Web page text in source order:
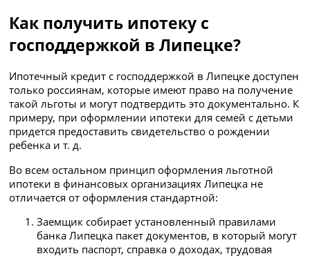
Как получить ипотеку с
господдержкой в Липецке?
Ипотечный кредит с господдержкой в Липецке доступен
только россиянам, которые имеют право на получение
такой льготы и могут подтвердить это документально. К
примеру, при оформлении ипотеки для семей с детьми
придется предоставить свидетельство о рождении
ребенка и т. д.
Во всем остальном принцип оформления льготной
ипотеки в финансовых организациях Липецка не
отличается от оформления стандартной:
Заемщик собирает установленный правилами
банка Липецка пакет документов, в который могут
входить паспорт, справка о доходах, трудовая